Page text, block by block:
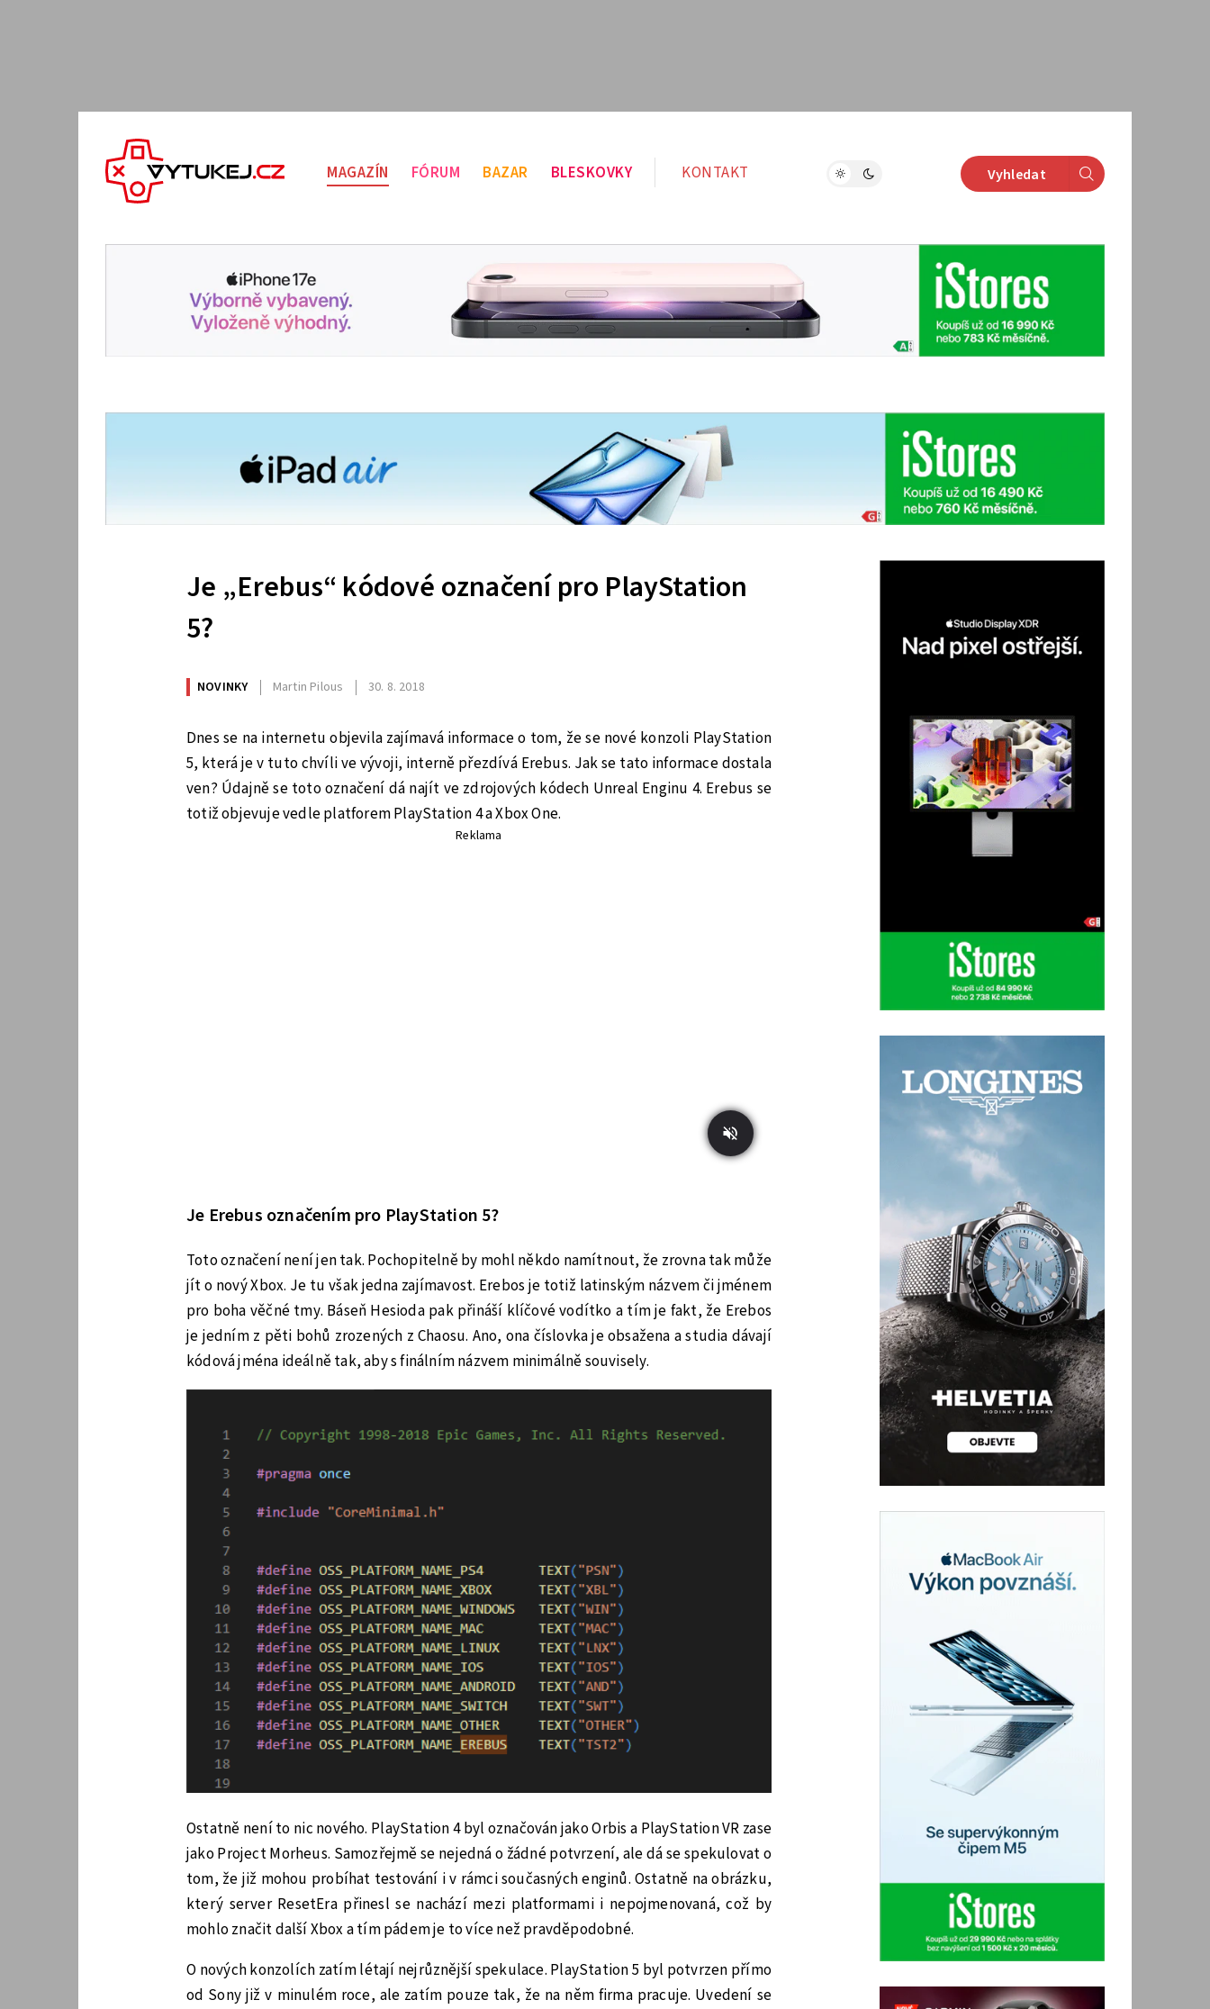
MAGAZÍN FÓRUM BAZAR BLESKOVKY KONTAKT Vyhledat
Je „Erebus“ kódové označení pro PlayStation
5?
NOVINKY Martin Pilous 30. 8. 2018
Dnes se na internetu objevila zajímavá informace o tom, že se nové konzoli PlayStation
5, která je v tuto chvíli ve vývoji, interně přezdívá Erebus. Jak se tato informace dostala
ven? Údajně se toto označení dá najít ve zdrojových kódech Unreal Enginu 4. Erebus se
totiž objevuje vedle platforem PlayStation 4 a Xbox One.
Reklama
Je Erebus označením pro PlayStation 5?
Toto označení není jen tak. Pochopitelně by mohl někdo namítnout, že zrovna tak může
jít o nový Xbox. Je tu však jedna zajímavost. Erebos je totiž latinským názvem či jménem
pro boha věčné tmy. Báseň Hesioda pak přináší klíčové vodítko a tím je fakt, že Erebos
je jedním z pěti bohů zrozených z Chaosu. Ano, ona číslovka je obsažena a studia dávají
kódová jména ideálně tak, aby s finálním názvem minimálně souvisely.
Ostatně není to nic nového. PlayStation 4 byl označován jako Orbis a PlayStation VR zase
jako Project Morheus. Samozřejmě se nejedná o žádné potvrzení, ale dá se spekulovat o
tom, že již mohou probíhat testování i v rámci současných enginů. Ostatně na obrázku,
který server ResetEra přinesl se nachází mezi platformami i nepojmenovaná, což by
mohlo značit další Xbox a tím pádem je to více než pravděpodobné.
O nových konzolích zatím létají nejrůznější spekulace. PlayStation 5 byl potvrzen přímo
od Sony již v minulém roce, ale zatím pouze tak, že na něm firma pracuje. Uvedení se